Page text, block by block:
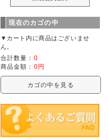
現在のカゴの中
▼カート内に商品はございませ
ん。
合計数量： 0
商品金額： 0円
カゴの中を見る